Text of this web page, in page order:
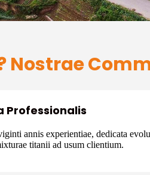
Nostrae
Professionalis
annis experientiae, dedicata
titanii ad usum clientium.